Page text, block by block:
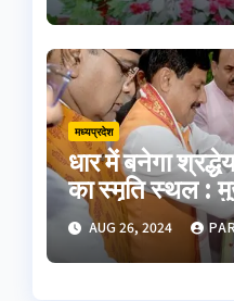
मध्यप्रदेश
धार में बनेगा
का स्मृति स्थल :
AUG 26, 2024